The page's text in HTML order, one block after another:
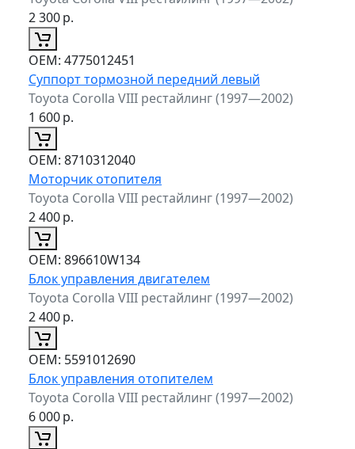
2 300р.
ОЕМ: 4775012451
Суппорт тормозной передний левый
Toyota Corolla VIII рестайлинг (1997—2002)
1 600р.
ОЕМ: 8710312040
Моторчик отопителя
Toyota Corolla VIII рестайлинг (1997—2002)
2 400р.
ОЕМ: 896610W134
Блок управления двигателем
Toyota Corolla VIII рестайлинг (1997—2002)
2 400р.
ОЕМ: 5591012690
Блок управления отопителем
Toyota Corolla VIII рестайлинг (1997—2002)
6 000р.